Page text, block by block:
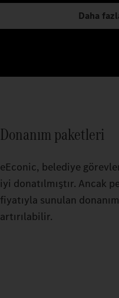
Daha
Donanım paketleri
eEconic, belediye
iyi donatılmıştır. Ancak
fiyatıyla sunulan
artırılabilir.